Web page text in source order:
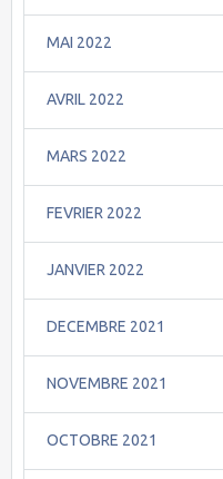
MAI 2022
AVRIL 2022
MARS 2022
FEVRIER 2022
JANVIER 2022
DECEMBRE 2021
NOVEMBRE 2021
OCTOBRE 2021